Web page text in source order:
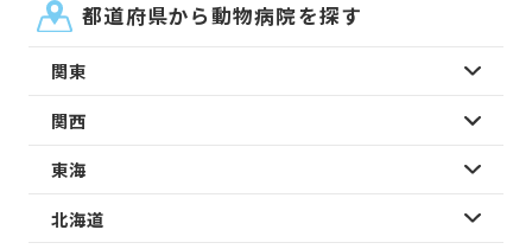
都道府県から動物病院を探す
関東
関西
東海
北海道